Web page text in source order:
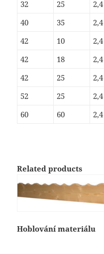
32
25 2,4
40
35 2,4
42
10 2,4
42
18 2,4
42
25 2,4
52
25 2,4
60
60 2,4
Related products
Hoblování materiálu